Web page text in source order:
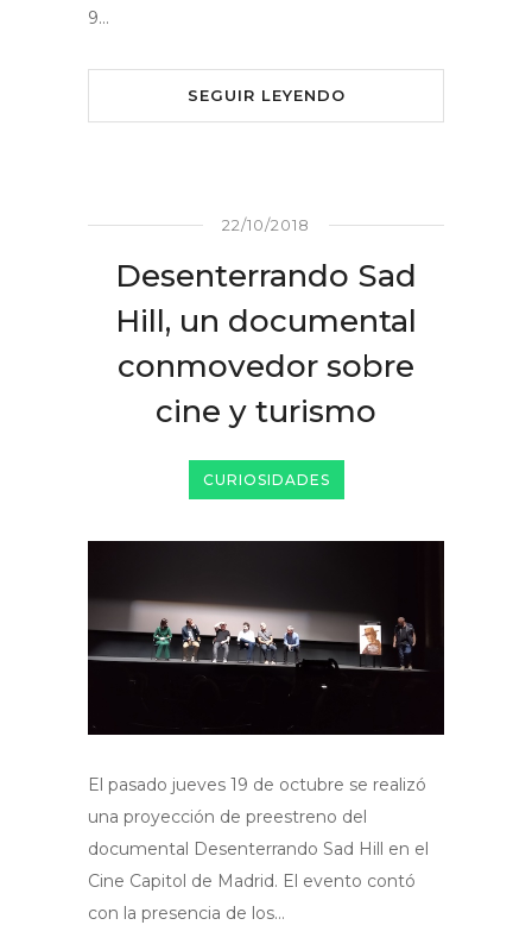
9…
SEGUIR LEYENDO
22/10/2018
Desenterrando Sad
Hill, un documental
conmovedor sobre
cine y turismo
CURIOSIDADES
El pasado jueves 19 de octubre se realizó
una proyección de preestreno del
documental Desenterrando Sad Hill en el
Cine Capitol de Madrid. El evento contó
con la presencia de los…